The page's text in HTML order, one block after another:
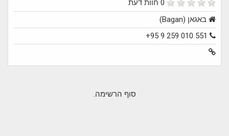
באגאן (Bagan)
+95 9 259 010 551
סוף הרשימה.